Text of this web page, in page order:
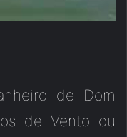
de Dom
de Vento ou